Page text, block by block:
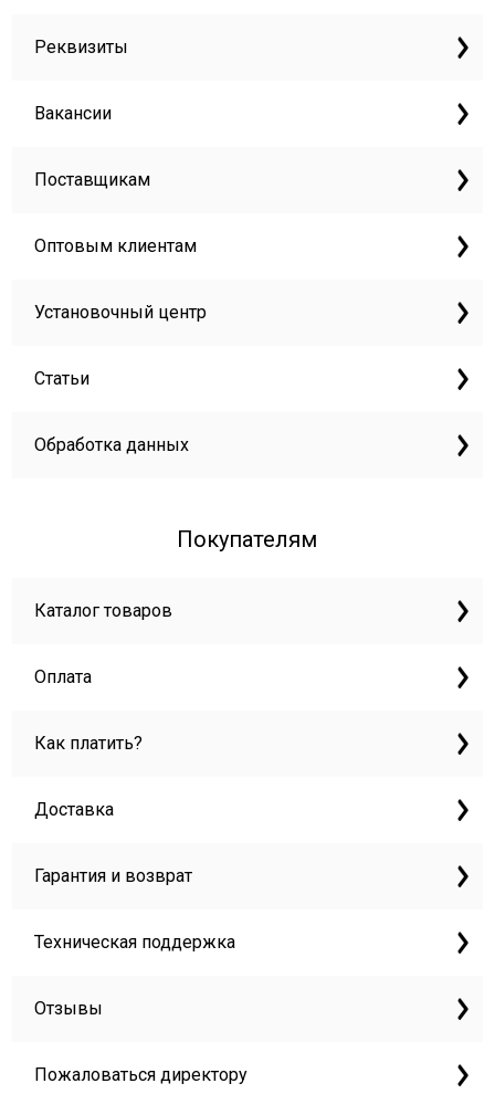
Реквизиты
Вакансии
Поставщикам
Оптовым клиентам
Установочный центр
Статьи
Обработка данных
Покупателям
Каталог товаров
Оплата
Как платить?
Доставка
Гарантия и возврат
Техническая поддержка
Отзывы
Пожаловаться директору